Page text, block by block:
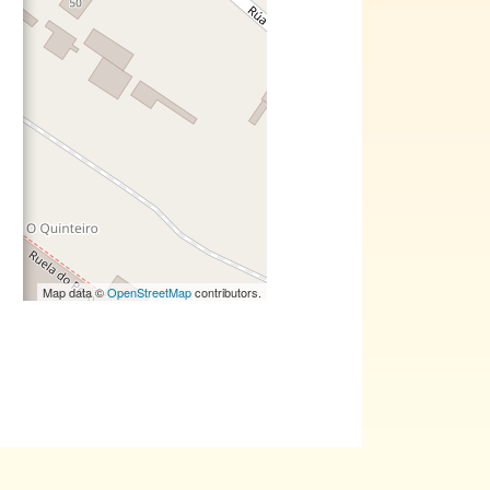
Map data ©OpenStreetMapcontributors.